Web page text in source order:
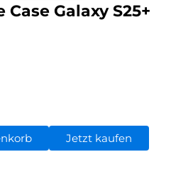
Galaxy S25+
Jetzt kaufen